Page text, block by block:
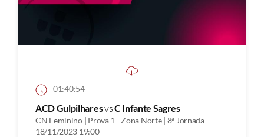
01:40:54
ACD GulpilharesvsC Infante Sagres
CN Feminino | Prova 1 - Zona Norte | 8ª Jornada
18/11/2023 19:00